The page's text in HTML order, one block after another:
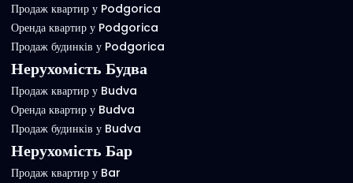
Продаж квартир у Podgorica
Оренда квартир у Podgorica
Продаж будинків у Podgorica
Нерухомість Будва
Продаж квартир у Budva
Оренда квартир у Budva
Продаж будинків у Budva
Нерухомість Бар
Продаж квартир у Bar